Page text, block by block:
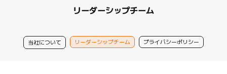
リーダーシップチーム
当社について リーダーシップチーム プライバシーポリシー